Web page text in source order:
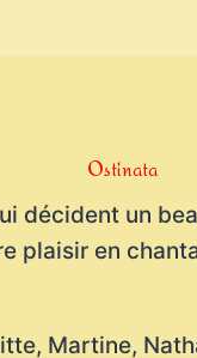
Ostinata
décident un
plaisir en
Martine,